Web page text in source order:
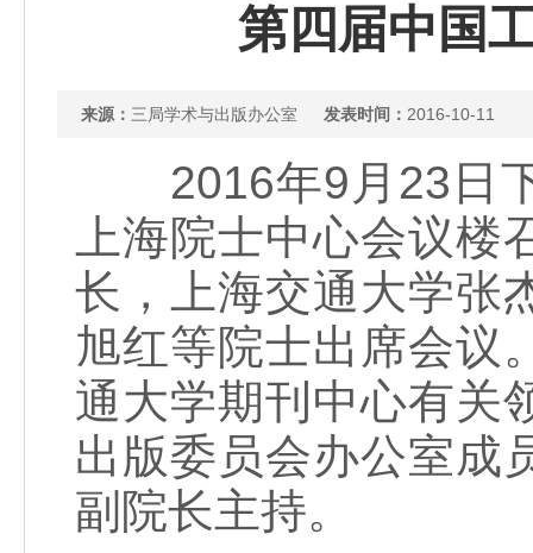
第四届中国
来源： 三局学术与出版办公室 发表时间： 2016-10-11
2016年9月23日下
上海院士中心会议
长，上海交通大学张
旭红等院士出席会议
通大学期刊中心有关
出版委员会办公室成
副院长主持。